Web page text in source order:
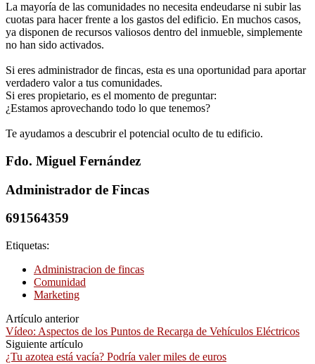
La mayoría de las comunidades no necesita endeudarse ni subir las
cuotas para hacer frente a los gastos del edificio. En muchos casos,
ya disponen de recursos valiosos dentro del inmueble, simplemente
no han sido activados.
Si eres administrador de fincas, esta es una oportunidad para aportar
verdadero valor a tus comunidades.
Si eres propietario, es el momento de preguntar:
¿Estamos aprovechando todo lo que tenemos?
Te ayudamos a descubrir el potencial oculto de tu edificio.
Fdo. Miguel Fernández
Administrador de Fincas
691564359
Etiquetas:
Administracion de fincas
Comunidad
Marketing
Artículo anterior
Vídeo: Aspectos de los Puntos de Recarga de Vehículos Eléctricos
Siguiente artículo
¿Tu azotea está vacía? Podría valer miles de euros